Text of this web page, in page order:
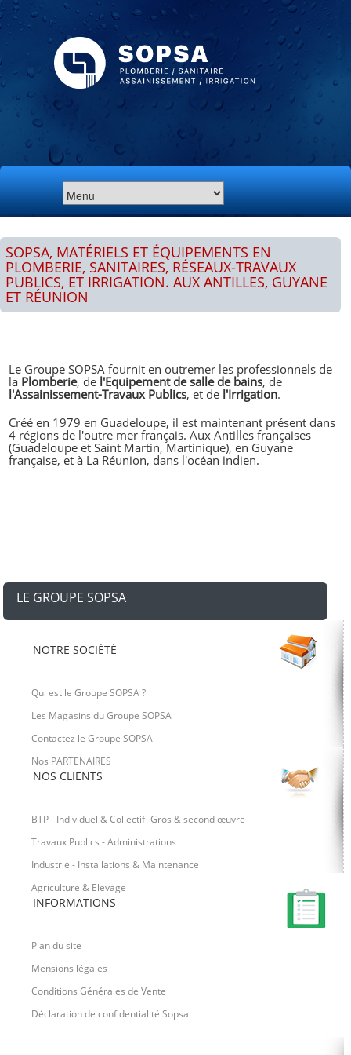
SOPSA, MATÉRIELS ET ÉQUIPEMENTS EN
PLOMBERIE, SANITAIRES, RÉSEAUX-TRAVAUX
PUBLICS, ET IRRIGATION. AUX ANTILLES, GUYANE
ET RÉUNION
Le Groupe SOPSA fournit en outremer les professionnels de
la Plomberie, de l'Equipement de salle de bains, de
l'Assainissement-Travaux Publics, et de l'Irrigation.
Créé en 1979 en Guadeloupe, il est maintenant présent dans
4 régions de l'outre mer français. Aux Antilles françaises
(Guadeloupe et Saint Martin, Martinique), en Guyane
française, et à La Réunion, dans l'océan indien.
LE GROUPE SOPSA
NOTRE SOCIÉTÉ
Qui est le Groupe SOPSA ?
Les Magasins du Groupe SOPSA
Contactez le Groupe SOPSA
Nos PARTENAIRES
NOS CLIENTS
BTP - Individuel & Collectif- Gros & second œuvre
Travaux Publics - Administrations
Industrie - Installations & Maintenance
Agriculture & Elevage
INFORMATIONS
Plan du site
Mensions légales
Conditions Générales de Vente
Déclaration de confidentialité Sopsa